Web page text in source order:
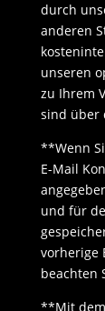
durch
anderen
unseren
zu Ihrem
sind über
**Wenn
E-Mail
und für
vorherige
beachten
**Mit